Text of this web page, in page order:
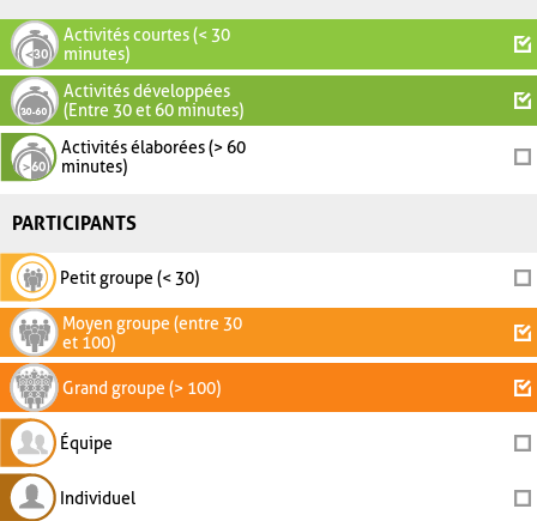
Activités courtes (< 30
minutes)
Activités développées
(Entre 30 et 60 minutes)
Activités élaborées (> 60
minutes)
PARTICIPANTS
Petit groupe (< 30)
Moyen groupe (entre 30
et 100)
Grand groupe (> 100)
Équipe
Individuel